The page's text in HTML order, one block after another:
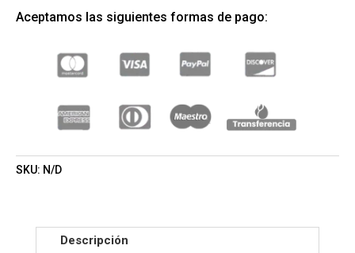
EDT
(MUJER)
CANTIDAD
Aceptamos las siguientes formas de pago:
SKU: N/D
Descripción